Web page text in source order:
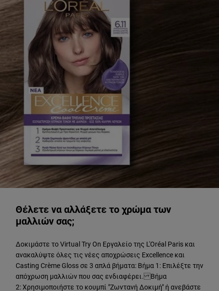
Θέλετε να αλλάξετε το χρώμα των
μαλλιών σας;
Δοκιμάστε το Virtual Try On Εργαλείο της L'Oréal Paris και
ανακαλύψτε όλες τις νέες αποχρώσεις Excellence και
Casting Crème Gloss σε 3 απλά βήματα: Βήμα 1: Επιλέξτε την
απόχρωση μαλλιών που σας ενδιαφέρει. Βήμα
2: Χρησιμοποιήστε το κουμπί "Ζωντανή Δοκιμή" ή ανεβάστε